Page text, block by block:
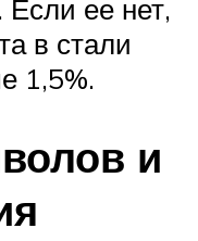
ее нет,
в стали
1,5%.
и